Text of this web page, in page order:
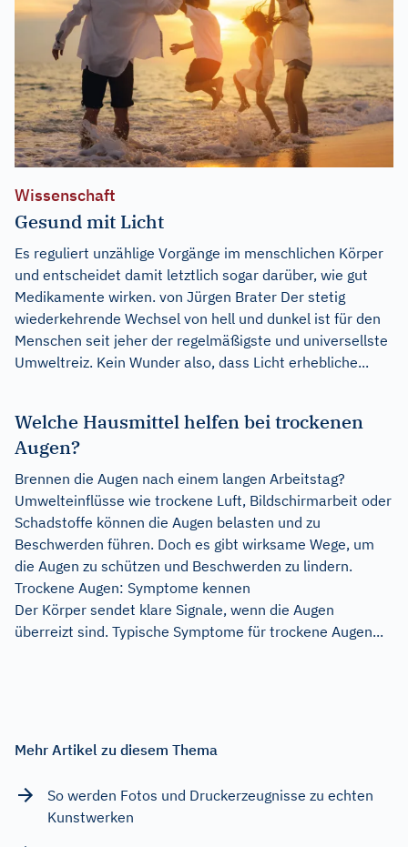
Wissenschaft
Gesund mit Licht
Es reguliert unzählige Vorgänge im menschlichen Körper
und entscheidet damit letztlich sogar darüber, wie gut
Medikamente wirken. von Jürgen Brater Der stetig
wiederkehrende Wechsel von hell und dunkel ist für den
Menschen seit jeher der regelmäßigste und universellste
Umweltreiz. Kein Wunder also, dass Licht erhebliche...
Welche Hausmittel helfen bei trockenen
Augen?
Brennen die Augen nach einem langen Arbeitstag?
Umwelteinflüsse wie trockene Luft, Bildschirmarbeit oder
Schadstoffe können die Augen belasten und zu
Beschwerden führen. Doch es gibt wirksame Wege, um
die Augen zu schützen und Beschwerden zu lindern.
Trockene Augen: Symptome kennen
Der Körper sendet klare Signale, wenn die Augen
überreizt sind. Typische Symptome für trockene Augen...
Mehr Artikel zu diesem Thema
So werden Fotos und Druckerzeugnisse zu echten
Kunstwerken